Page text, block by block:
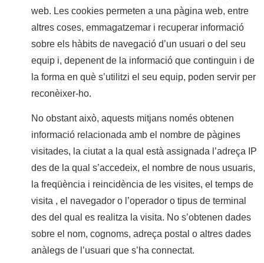
web. Les cookies permeten a una pàgina web, entre
altres coses, emmagatzemar i recuperar informació
sobre els hàbits de navegació d’un usuari o del seu
equip i, depenent de la informació que continguin i de
la forma en què s’utilitzi el seu equip, poden servir per
reconèixer-ho.
No obstant això, aquests mitjans només obtenen
informació relacionada amb el nombre de pàgines
visitades, la ciutat a la qual està assignada l’adreça IP
des de la qual s’accedeix, el nombre de nous usuaris,
la freqüència i reincidència de les visites, el temps de
visita , el navegador o l’operador o tipus de terminal
des del qual es realitza la visita. No s’obtenen dades
sobre el nom, cognoms, adreça postal o altres dades
anàlegs de l’usuari que s’ha connectat.